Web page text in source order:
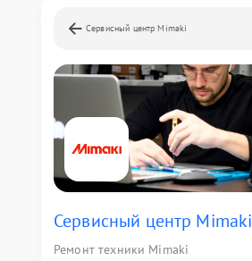
Сервисный центр Mimaki
Сервисный центр Mimaki
Ремонт техники Mimaki